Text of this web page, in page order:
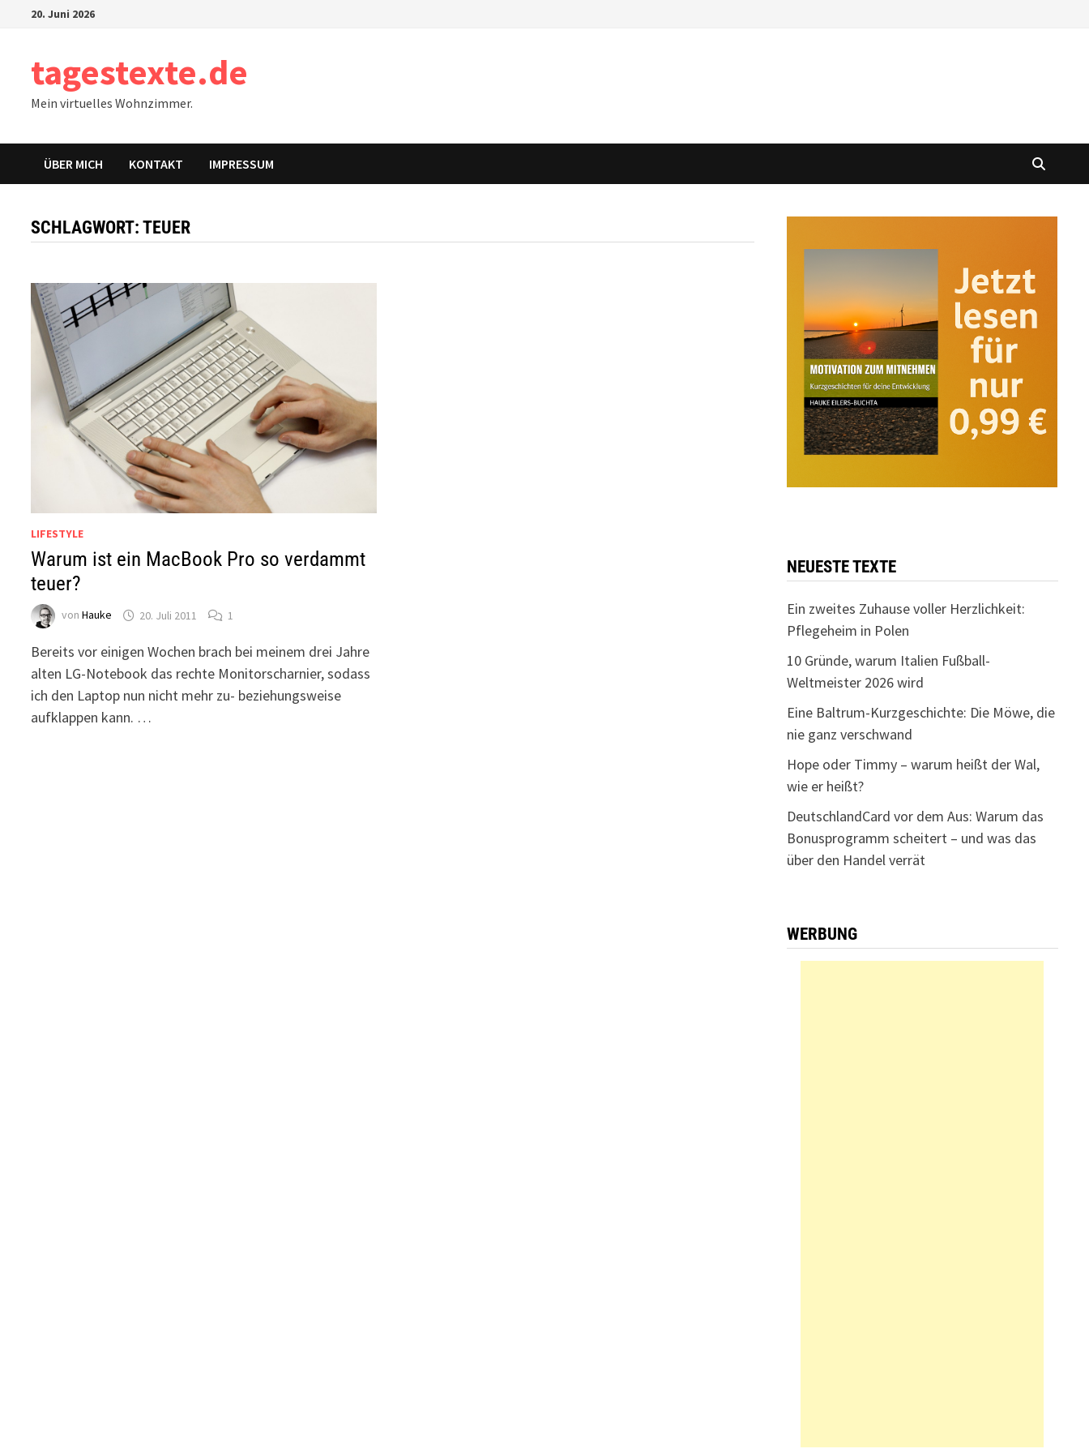
20. Juni 2026
tagestexte.de
Mein virtuelles Wohnzimmer.
ÜBER MICH KONTAKT IMPRESSUM
SCHLAGWORT:TEUER
LIFESTYLE
Warum ist ein MacBook Pro so verdammt
teuer?
vonHauke 20. Juli 2011 1
Bereits vor einigen Wochen brach bei meinem drei Jahre
alten LG-Notebook das rechte Monitorscharnier, sodass
ich den Laptop nun nicht mehr zu- beziehungsweise
aufklappen kann. …
NEUESTE TEXTE
Ein zweites Zuhause voller Herzlichkeit:
Pflegeheim in Polen
10 Gründe, warum Italien Fußball-
Weltmeister 2026 wird
Eine Baltrum-Kurzgeschichte: Die Möwe, die
nie ganz verschwand
Hope oder Timmy – warum heißt der Wal,
wie er heißt?
DeutschlandCard vor dem Aus: Warum das
Bonusprogramm scheitert – und was das
über den Handel verrät
WERBUNG